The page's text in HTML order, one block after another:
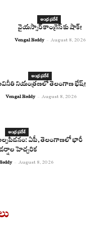
ఆంధ్ర ప్రదేశ్
వైయస్సార్ కాంగ్రెస్ కు షాక్!
Vengal Reddy - August 8, 2026
ఆంధ్ర ప్రదేశ్
నియంత్రణలో తెలంగాణ భేష్!
Vengal Reddy - August 8, 2026
ఆంధ్ర ప్రదేశ్
ఏపీ, తెలంగాణలో భారీ
వర్షాల హెచ్చరిక
- August 8, 2026